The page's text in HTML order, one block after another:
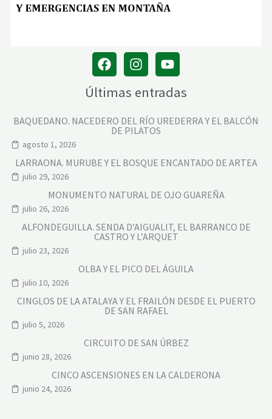
Últimas entradas
BAQUEDANO. NACEDERO DEL RÍO UREDERRA Y EL BALCÓN
DE PILATOS
agosto 1, 2026
LARRAONA. MURUBE Y EL BOSQUE ENCANTADO DE ARTEA
julio 29, 2026
MONUMENTO NATURAL DE OJO GUAREÑA
julio 26, 2026
ALFONDEGUILLA. SENDA D’AIGUALIT, EL BARRANCO DE
CASTRO Y L’ARQUET
julio 23, 2026
OLBA Y EL PICO DEL ÁGUILA
julio 10, 2026
CINGLOS DE LA ATALAYA Y EL FRAILÓN DESDE EL PUERTO
DE SAN RAFAEL
julio 5, 2026
CIRCUITO DE SAN ÚRBEZ
junio 28, 2026
CINCO ASCENSIONES EN LA CALDERONA
junio 24, 2026